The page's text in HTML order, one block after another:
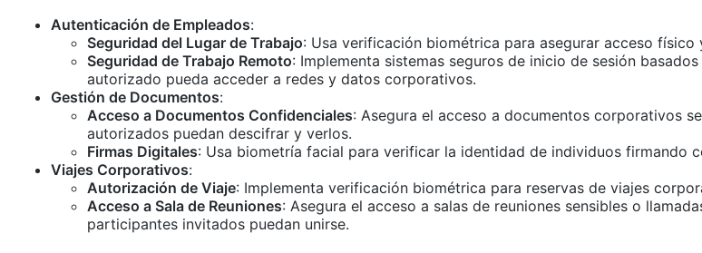
Autenticación de Empleados:
Seguridad del Lugar de Trabajo: Usa verificación biométrica para asegurar acceso
Seguridad de Trabajo Remoto: Implementa sistemas seguros de inicio de sesión
autorizado pueda acceder a redes y datos corporativos.
Gestión de Documentos:
Acceso a Documentos Confidenciales: Asegura el acceso a documentos corporativos
autorizados puedan descifrar y verlos.
Firmas Digitales: Usa biometría facial para verificar la identidad de individuos firmando
Viajes Corporativos:
Autorización de Viaje: Implementa verificación biométrica para reservas de viajes
Acceso a Sala de Reuniones: Asegura el acceso a salas de reuniones sensibles o
participantes invitados puedan unirse.